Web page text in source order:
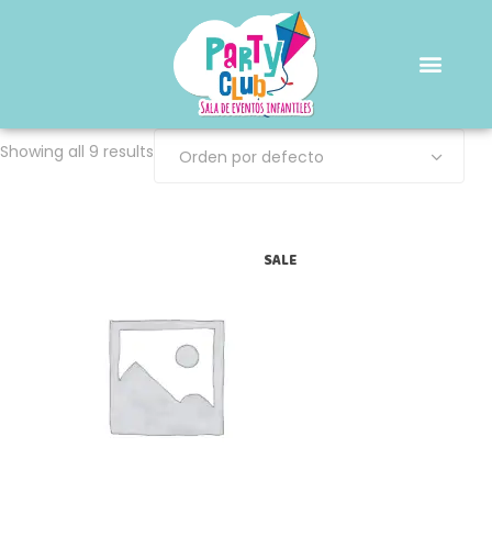
Showing all 9 results Orden por defecto
SALE